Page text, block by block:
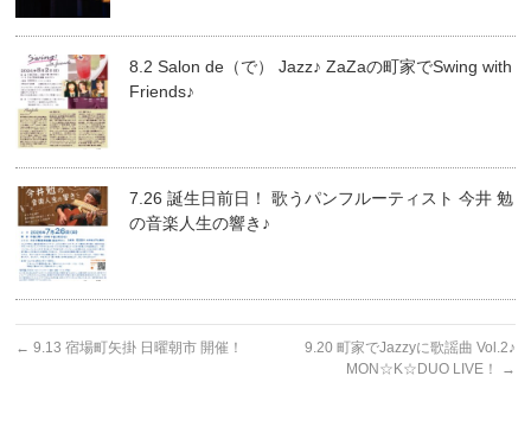
8.2 Salon de（で） Jazz♪ ZaZaの町家でSwing with
Friends♪
7.26 誕生日前日！ 歌うパンフルーティスト 今井 勉
の音楽人生の響き♪
← 9.13 宿場町矢掛 日曜朝市 開催！
9.20 町家でJazzyに歌謡曲 Vol.2♪
MON☆K☆DUO LIVE！
→